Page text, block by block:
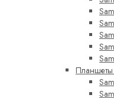
Планшеты